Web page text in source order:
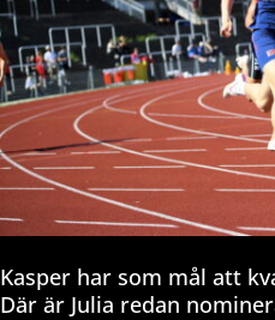
Kasper har som mål att
Där är Julia redan